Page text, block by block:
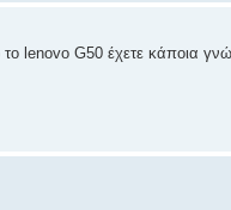
lenovo G50 έχετε κάποια